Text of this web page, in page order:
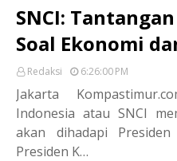
SNCI:
Soal Ekonomi
Redaksi 6:26:00 PM
Jakarta
Indonesia atau SNCI
akan dihadapi
Presiden K…